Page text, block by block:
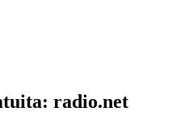
radio.net